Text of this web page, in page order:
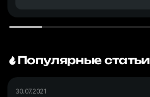
Популярные статьи
30.07.2021